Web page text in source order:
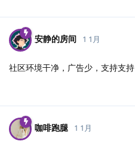
安静的房间 1 1月
社区环境干净，广告少，支持支持
咖啡跑腿 1 1月